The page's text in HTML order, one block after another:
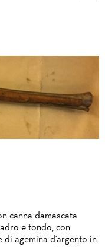
canna damascata
e tondo, con
di agemina d'argento in